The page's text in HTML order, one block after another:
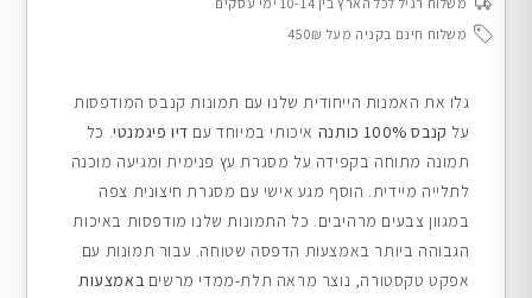
משלוח חינם בקניה מעל 450₪
גלו את האמנות הייחודית שלנו עם תמונות קנבס המודפסות
על קנבס 100% כותנה איכותי במיוחד עם דיו פיגמנטי. כל
תמונה מתוחה בקפידה על מסגרת עץ פנימית ומגיעה מוכנה
לתלייה מיידית. הוסף מגע אישי עם מסגרת חיצונית צפה
במגוון צבעים מרהיבים. כל התמונות שלנו מודפסות באיכות
הגבוהה ביותר באמצעות הדפסה שטוחה. עבור תמונות עם
אפקט טקסטורה, נוצר מראה תלת-ממדי מרשים באמצעות